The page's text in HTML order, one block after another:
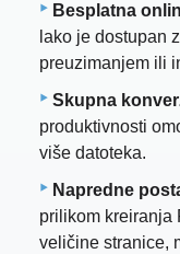
Besplatna
lako je dostupan
preuzimanjem ili
Skupna
produktivnosti
više datoteka.
Napredne
prilikom kreiranja
veličine stranice,